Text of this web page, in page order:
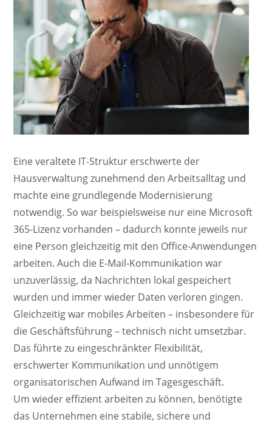
Eine veraltete IT-Struktur erschwerte der
Hausverwaltung zunehmend den Arbeitsalltag und
machte eine grundlegende Modernisierung
notwendig. So war beispielsweise nur eine Microsoft
365-Lizenz vorhanden – dadurch konnte jeweils nur
eine Person gleichzeitig mit den Office-Anwendungen
arbeiten. Auch die E-Mail-Kommunikation war
unzuverlässig, da Nachrichten lokal gespeichert
wurden und immer wieder Daten verloren gingen.
Gleichzeitig war mobiles Arbeiten – insbesondere für
die Geschäftsführung – technisch nicht umsetzbar.
Das führte zu eingeschränkter Flexibilität,
erschwerter Kommunikation und unnötigem
organisatorischen Aufwand im Tagesgeschäft.
Um wieder effizient arbeiten zu können, benötigte
das Unternehmen eine stabile, sichere und